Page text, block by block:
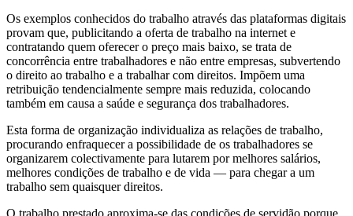
Os exemplos conhecidos do trabalho através das plataformas digitais
provam que, publicitando a oferta de trabalho na internet e
contratando quem oferecer o preço mais baixo, se trata de
concorrência entre trabalhadores e não entre empresas, subvertendo
o direito ao trabalho e a trabalhar com direitos. Impõem uma
retribuição tendencialmente sempre mais reduzida, colocando
também em causa a saúde e segurança dos trabalhadores.
Esta forma de organização individualiza as relações de trabalho,
procurando enfraquecer a possibilidade de os trabalhadores se
organizarem colectivamente para lutarem por melhores salários,
melhores condições de trabalho e de vida — para chegar a um
trabalho sem quaisquer direitos.